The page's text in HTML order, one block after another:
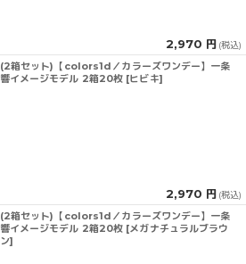
2,970 円 (税込)
(2箱セット)【colors1d／カラーズワンデー】一条
響イメージモデル 2箱20枚 [ヒビキ]
2,970 円 (税込)
(2箱セット)【colors1d／カラーズワンデー】一条
響イメージモデル 2箱20枚 [メガナチュラルブラウ
ン]